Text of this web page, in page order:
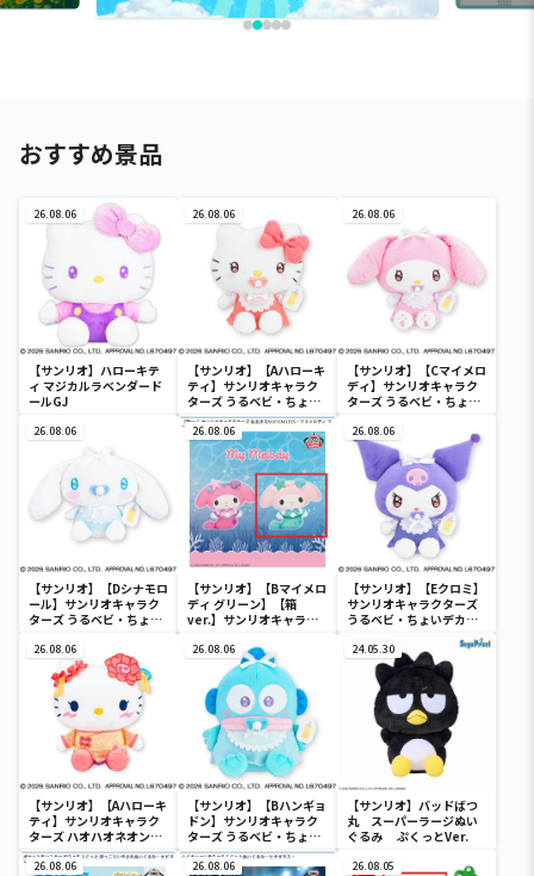
おすすめ景品
26.08.06
【サンリオ】ハローキテ
ィ マジカルラベンダード
ールGJ
26.08.06
【サンリオ】【Aハローキ
ティ】サンリオキャラク
ターズ うるベビ・ちょい
デカドール
26.08.06
【サンリオ】【Cマイメロ
ディ】サンリオキャラク
ターズ うるベビ・ちょい
26.08.06
【サンリオ】【Dシナモロ
ール】サンリオキャラク
ターズ うるベビ・ちょい
26.08.06
【サンリオ】【Bマイメロ
ディ グリーン】【箱
ver.】サンリオキャラク
SOFVIMATES～マイメロ
ディ マーメイドver. ～
26.08.06
【サンリオ】【Eクロミ】
サンリオキャラクターズ
うるベビ・ちょいデカド
26.08.06
【サンリオ】【Aハローキ
ティ】サンリオキャラク
ターズ ハオハオネオンタ
ウンドールBIGタイプ1
26.08.06
【サンリオ】【Bハンギョ
ドン】サンリオキャラク
ターズ うるベビ・ちょい
デカドール
24.05.30
【サンリオ】バッドばつ
丸 スーパーラージぬい
ぐるみ ぷくっとVer.
26.08.06 26.08.06 26.08.05